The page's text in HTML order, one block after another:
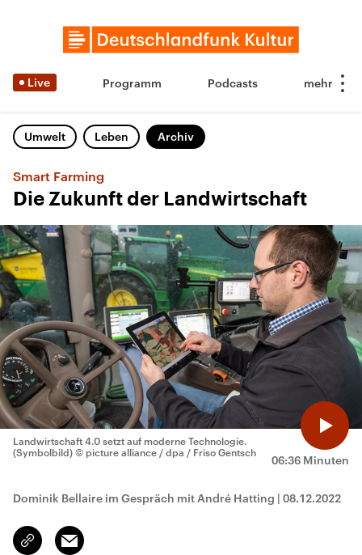
Live Programm Podcasts
Umwelt Leben Archiv
Smart Farming
Die Zukunft der Landwirtschaft
06:36 Minuten
Landwirtschaft 4.0 setzt auf moderne Technologie.
(Symbolbild) © picture alliance / dpa / Friso Gentsch
Dominik Bellaire im Gespräch mit André Hatting | 08.12.2022
Link
kopieren/teilen
Email